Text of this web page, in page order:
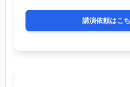
講演依頼はこ